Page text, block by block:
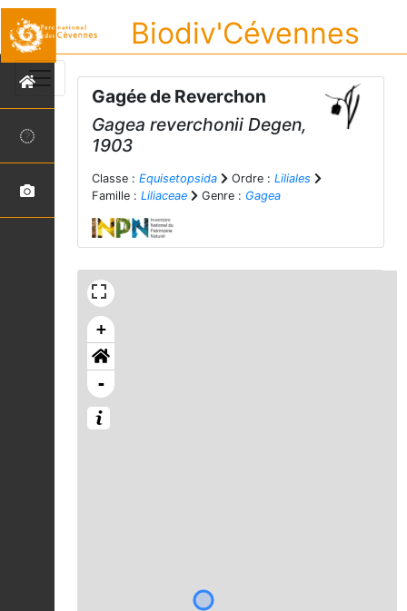
Biodiv'Cévennes
Gagée de Reverchon
Gagea reverchonii Degen,
1903
Classe : Equisetopsida Ordre : Liliales
Famille : Liliaceae Genre : Gagea
+
-